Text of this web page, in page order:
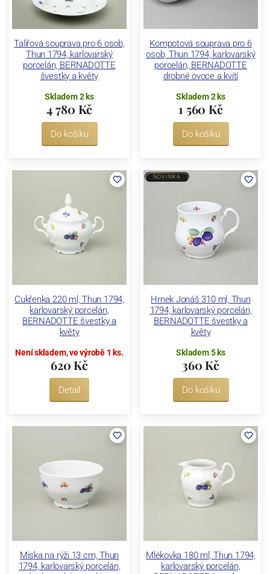
Talířová souprava pro 6 osob,
Thun 1794, karlovarský
porcelán, BERNADOTTE
švestky a květy
Skladem 2 ks
4 780 Kč
Do košíku
Kompotová souprava pro 6
osob, Thun 1794, karlovarský
porcelán, BERNADOTTE
drobné ovoce a kvítí
Skladem 2 ks
1 560 Kč
Do košíku
Cukřenka 220 ml, Thun 1794,
karlovarský porcelán,
BERNADOTTE švestky a
květy
Není skladem, ve výrobě 1 ks.
620 Kč
Detail
Hrnek Jonáš 310 ml, Thun
1794, karlovarský porcelán,
BERNADOTTE švestky a
květy
NOVINKA
Skladem 5 ks
360 Kč
Do košíku
Miska na rýži 13 cm, Thun
1794, karlovarský porcelán,
Mlékovka 180 ml, Thun 1794,
karlovarský porcelán,